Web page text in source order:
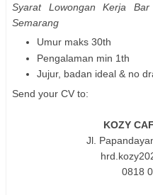
Syarat Lowongan Kerja
Semarang
Umur maks 30th
Pengalaman min 1th
Jujur, badan ideal & no
Send your CV to:
KOZY
Jl.
0818